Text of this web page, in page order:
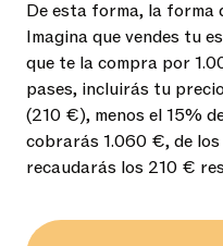
De esta forma, la forma
Imagina que vendes tu
que te la compra por
pases, incluirás tu
(210 €), menos el 15%
cobrarás 1.060 €, de
recaudarás los 210 €